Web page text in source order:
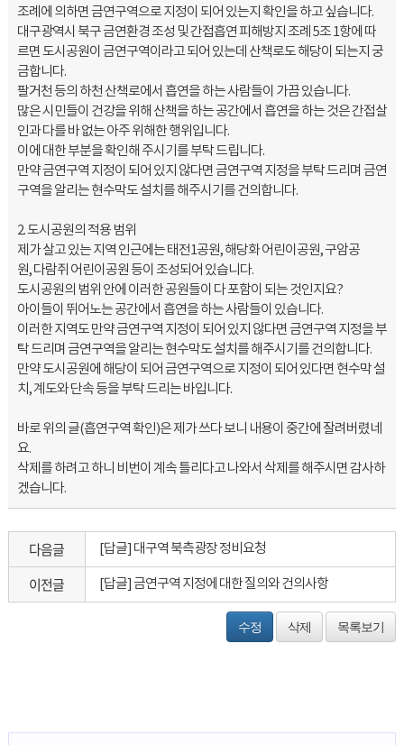
조례에 의하면 금연구역으로 지정이 되어 있는지 확인을 하고 싶습니다.
대구광역시 북구 금연환경 조성 및 간접흡연 피해방지 조례 5조 1항에 따
르면 도시공원이 금연구역이라고 되어 있는데 산책로도 해당이 되는지 궁
금합니다.
팔거천 등의 하천 산책로에서 흡연을 하는 사람들이 가끔 있습니다.
많은 시민들이 건강을 위해 산책을 하는 공간에서 흡연을 하는 것은 간접살
인과 다를 바 없는 아주 위해한 행위입니다.
이에 대한 부분을 확인해 주시기를 부탁 드립니다.
만약 금연구역 지정이 되어 있지 않다면 금연구역 지정을 부탁 드리며 금연
구역을 알리는 현수막도 설치를 해주시기를 건의합니다.
2. 도시공원의 적용 범위
제가 살고 있는 지역 인근에는 태전1공원, 해당화 어린이공원, 구암공
원, 다람쥐 어린이공원 등이 조성되어 있습니다.
도시공원의 범위 안에 이러한 공원들이 다 포함이 되는 것인지요?
아이들이 뛰어노는 공간에서 흡연을 하는 사람들이 있습니다.
이러한 지역도 만약 금연구역 지정이 되어 있지 않다면 금연구역 지정을 부
탁 드리며 금연구역을 알리는 현수막도 설치를 해주시기를 건의합니다.
만약 도시공원에 해당이 되어 금연구역으로 지정이 되어 있다면 현수막 설
치, 계도와 단속 등을 부탁 드리는 바입니다.
바로 위의 글(흡연구역 확인)은 제가 쓰다 보니 내용이 중간에 잘려버렸네
요.
삭제를 하려고 하니 비번이 계속 틀리다고 나와서 삭제를 해주시면 감사하
겠습니다.
다음글 [답글] 대구역 북측광장 정비요청
이전글 [답글] 금연구역 지정에 대한 질의와 건의사항
수정 삭제 목록보기